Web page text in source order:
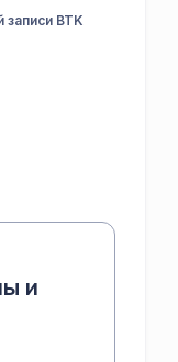
BTK
и